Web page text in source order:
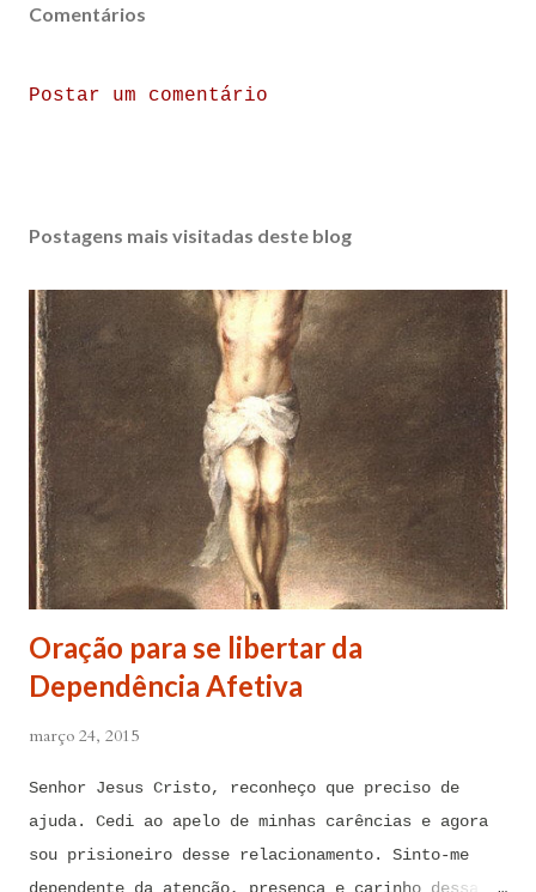
Comentários
Postar um comentário
Postagens mais visitadas deste blog
Oração para se libertar da
Dependência Afetiva
março 24, 2015
Senhor Jesus Cristo, reconheço que preciso de
ajuda. Cedi ao apelo de minhas carências e agora
sou prisioneiro desse relacionamento. Sinto-me
dependente da atenção, presença e carinho dessa